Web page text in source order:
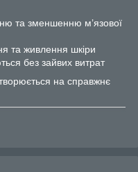
та зменшенню м’язової
та живлення шкіри
без зайвих витрат
на справжнє